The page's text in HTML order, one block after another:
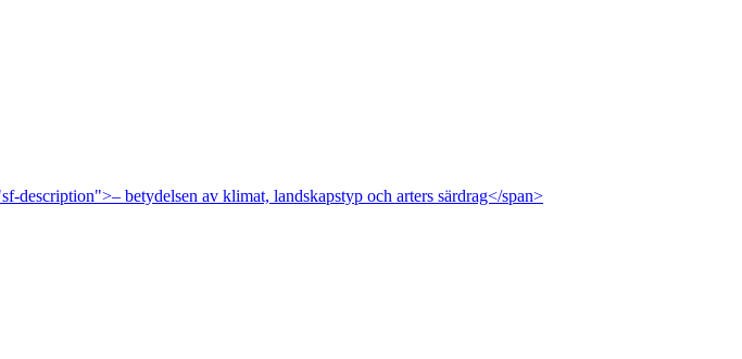
description">– betydelsen av klimat, landskapstyp och arters särdrag</span>